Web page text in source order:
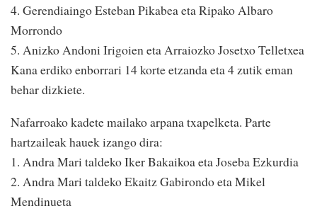
4. Gerendiaingo Esteban Pikabea eta Ripako Albaro
Morrondo
5. Anizko Andoni Irigoien eta Arraiozko Josetxo Telletxea
Kana erdiko enborrari 14 korte etzanda eta 4 zutik eman
behar dizkiete.
Nafarroako kadete mailako arpana txapelketa. Parte
hartzaileak hauek izango dira:
1. Andra Mari taldeko Iker Bakaikoa eta Joseba Ezkurdia
2. Andra Mari taldeko Ekaitz Gabirondo eta Mikel
Mendinueta